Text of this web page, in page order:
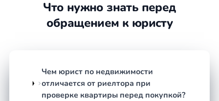
Если есть риски сделку не
проводим?
при занижении стоимости покупки. Однако, если
есть другие обстоятельтсва, занижение стоимости
может послужить одной из причин по которой суд
Что нужно знать перед
обращением к юристу
Чем юрист по недвижимости
отличается от риелтора при
проверке квартиры перед покупкой?